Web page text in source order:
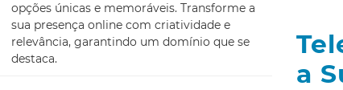
opções únicas e memoráveis. Transforme a
sua presença online com criatividade e
relevância, garantindo um domínio que se
destaca.
a